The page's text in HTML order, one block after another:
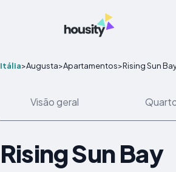
Itália>Augusta>Apartamentos>Rising Sun
Visão geral
Rising Sun Bay